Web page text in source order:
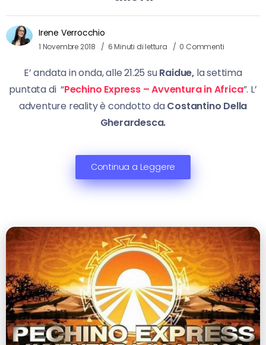
Irene Verrocchio
1 Novembre 2018 6 Minuti di lettura 0 Commenti
E’ andata in onda, alle 21.25 suRaidue, la settima
puntata di “Pechino Express – Avventura in Africa”. L’
adventure reality è condotto daCostantino Della
Gherardesca.
Continua a Leggere